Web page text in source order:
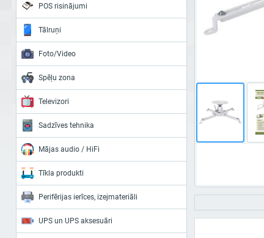
POS risinājumi
Tālruņi
Foto/Video
Spēļu zona
Televizori
Sadzīves tehnika
Mājas audio / HiFi
Tīkla produkti
Perifērijas ierīces, izejmateriāli
UPS un UPS aksesuāri